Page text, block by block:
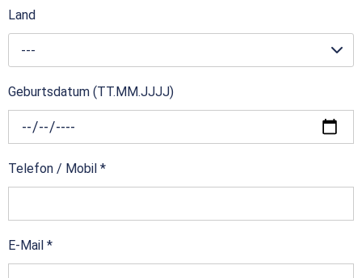
Land
---
Geburtsdatum (TT.MM.JJJJ)
Telefon / Mobil *
E-Mail *